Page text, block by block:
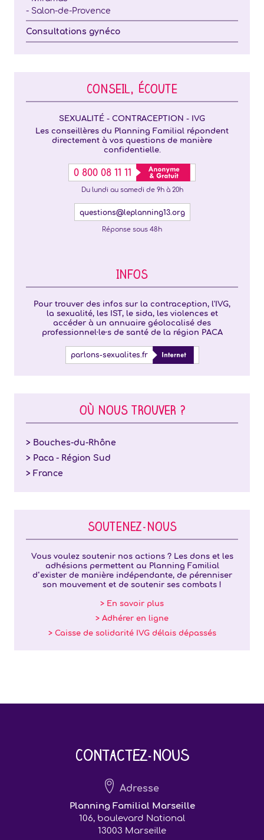
- Salon-de-Provence
Consultations gynéco
CONSEIL, ÉCOUTE
SEXUALITÉ - CONTRACEPTION - IVG
Les conseillères du Planning Familial répondent
directement à vos questions de manière
confidentielle.
0 800 08 11 11
Du lundi au samedi de 9h à 20h
questions@leplanning13.org
Réponse sous 48h
INFOS
Pour trouver des infos sur la contraception, l'IVG,
la sexualité, les IST, le sida, les violences et
accéder à un annuaire géolocalisé des
professionnel·le·s de santé de la région PACA
parlons-sexualites.fr
OÙ NOUS TROUVER ?
> Bouches-du-Rhône
> Paca - Région Sud
> France
SOUTENEZ-NOUS
Vous voulez soutenir nos actions ? Les dons et les
adhésions permettent au Planning Familial
d’exister de manière indépendante, de pérenniser
son mouvement et de soutenir ses combats !
> En savoir plus
> Adhérer en ligne
> Caisse de solidarité IVG délais dépassés
Contactez-nous
Adresse
Planning Familial Marseille
106, boulevard National
13003 Marseille